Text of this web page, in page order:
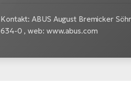
Kontakt: ABUS August Bremicker
634-0 , web: www.abus.com